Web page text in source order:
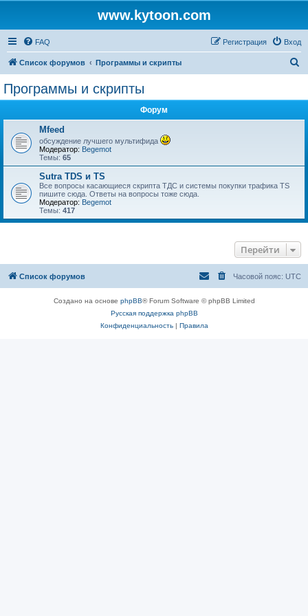
www.kytoon.com
FAQ Вход
Регистрация
Список форумов Программы и скрипты
Программы и скрипты
Форум
Mfeed
обсуждение лучшего мультифида
Модератор: Begemot
Темы: 65
Sutra TDS и TS
Все вопросы касающиеся скрипта ТДС и системы покупки трафика TS
пишите сюда. Ответы на вопросы тоже сюда.
Модератор: Begemot
Темы: 417
Перейти
Список форумов Часовой пояс: UTC
Создано на основе phpBB® Forum Software © phpBB Limited
Русская поддержка phpBB
Конфиденциальность| Правила